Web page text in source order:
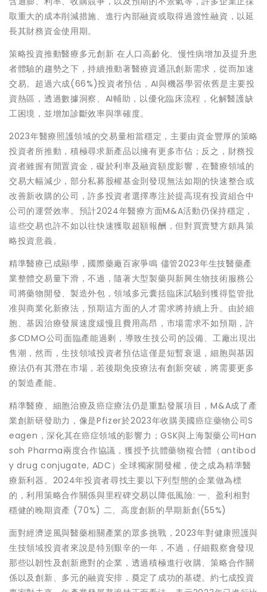
取重大的成本削減措施、進行內部融資或取得過渡性融資，以延
長其財務資金使用期。
策略投資推動醫療多元創新 在人口高齡化、慢性病增加及提升患
者體驗的趨勢之下，持續推動著醫療資通訊創新需求，從而加速
交易。超過六成(66%)投資者預估，AI與機器學習依舊是主要投
資熱區，透過數據洞察、AI輔助，以優化臨床流程，化解醫護缺
工困境，並增加診斷效率與準確度。
2023年醫療照護領域的交易量相當穩定，主要由資金豐厚的策略
投資者所推動，積極尋求新產品以擁有更多市佔；反之，財務投
資者雖握有閒置資金，礙於利率及融資額度影響，在醫療領域的
交易大幅減少，部分私募股權基金則發現無法如期的快速整合或
改善新收購的公司，許多投資者選擇專注於提高現有投資組合中
公司的運營效率。預計2024年醫療方面M&A活動仍保持穩定，
這些交易也許不如以往快速獲取超額報酬，但對買賣雙方頗具策
略投資意義。
精準醫療已成顯學，國際藥廠百家爭鳴 儘管2023年生技醫藥產
業整體交易量下滑，不過，隨著大型製藥與新興生物技術服務公
司將藥物開發、製造外包，領域多元囊括臨床試驗到獲得監管批
准與商業化新療法，預期這方面的人才需求將持續上升。由於細
胞、基因治療發展速度緩慢且費用高昂，市場需求不如預期，許
多CDMO公司面臨產能過剩，導致生技公司的設備、工廠出現出
售潮，然而，生技領域投資者預估這僅是短暫衰退，細胞與基因
療法仍有其潛在市場，若後期免疫療法有創新突破，將需要更多
的製造產能。
精準醫療、細胞治療及癌症療法仍是重點發展項目，M&A成了產
業創新研發助力，像是Pfizer於2023年收購美國癌症藥物公司S
eagen，深化其在癌症領域的影響力；GSK與上海製藥公司Han
soh Pharma兩度合作協議，獲授予抗體藥物複合體（antibod
y drug conjugate, ADC）全球獨家開發權，使之成為精準醫
療新利器。2024年投資者尋找主要以下列型態的企業做為標
的，利用策略合作關係與里程碑交易以降低風險: 一、盈利相對
穩健的晚期資產 (70%) 二、高度創新的早期新創(55%)
面對經濟逆風與醫藥相關產業的眾多挑戰，2023年對健康照護與
生技領域投資者來說是特別艱辛的一年，不過，仔細觀察會發現
那些以韌性及創新應對的企業，透過積極進行收購、策略合作關
係以及創新、多元的融資安排，奠定了成功的基礎。約七成投資